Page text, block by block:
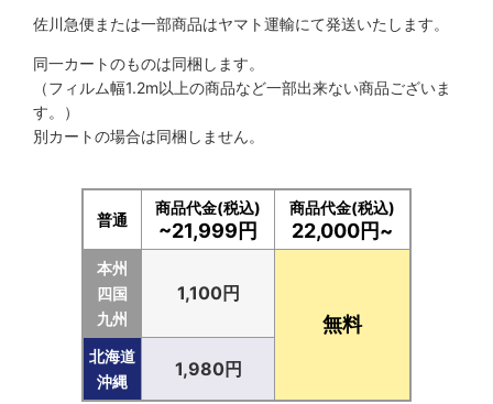
佐川急便または一部商品はヤマト運輸にて発送いたします。
同一カートのものは同梱します。
（フィルム幅1.2m以上の商品など一部出来ない商品ございま
す。）
別カートの場合は同梱しません。
普通
商品代金(税込)
~21,999円
商品代金(税込)
22,000円~
本州
四国
九州
1,100円
無料
北海道
沖縄
1,980円